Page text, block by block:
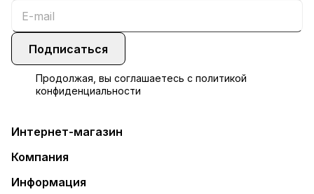
Подписаться
Продолжая, вы соглашаетесь с политикой
конфиденциальности
Интернет-магазин
Компания
Информация